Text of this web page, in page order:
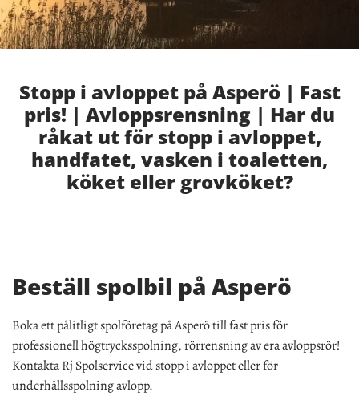
Stopp i avloppet på Asperö | Fast
pris! | Avloppsrensning | Har du
råkat ut för stopp i avloppet,
handfatet, vasken i toaletten,
köket eller grovköket?
Beställ spolbil på Asperö
Boka ett pålitligt spolföretag på Asperö till fast pris för
professionell högtrycksspolning, rörrensning av era avloppsrör!
Kontakta Rj Spolservice vid stopp i avloppet eller för
underhållsspolning avlopp.